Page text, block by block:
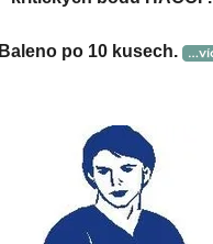
Baleno po 10 kusech.